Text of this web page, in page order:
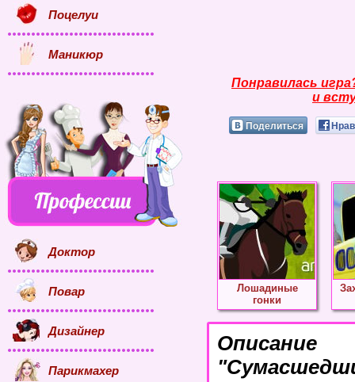
Понравилась
и
Поделиться
Лошадиные
гонки
Поцелуи
Маникюр
Доктор
Повар
Дизайнер
Парикмахер